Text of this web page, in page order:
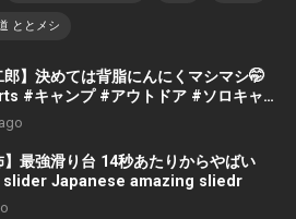
ととメシ
郎】決めては背脂にんにくマシマシ🤭
#キャンプ #アウトドア #ソロキャン
ミリーキャンプ
】最強滑り台 14秒あたりからやばい
slider Japanese amazing sliedr